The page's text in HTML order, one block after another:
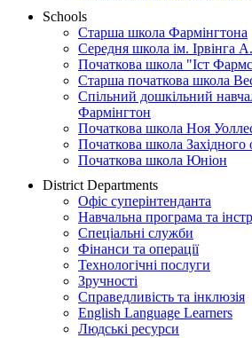
Schools
Старша школа Фармінгтона
Середня школа ім. Ірвінга
Початкова школа "Іст Фармс
Старша початкова школа
Спільний дошкільний
Фармінгтон
Початкова школа Ноя
Початкова школа Західного
Початкова школа Юніон
District Departments
Офіс суперінтенданта
Навчальна програма та
Спеціальні служби
Фінанси та операції
Технологічні послуги
Зручності
Справедливість та інклюзія
English Language Learners
Людські ресурси